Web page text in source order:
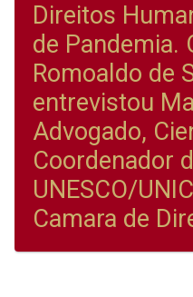
Direitos
de Pandemia.
Romoaldo de
entrevistou
Advogado,
Coordenador
UNESCO/
Camara de